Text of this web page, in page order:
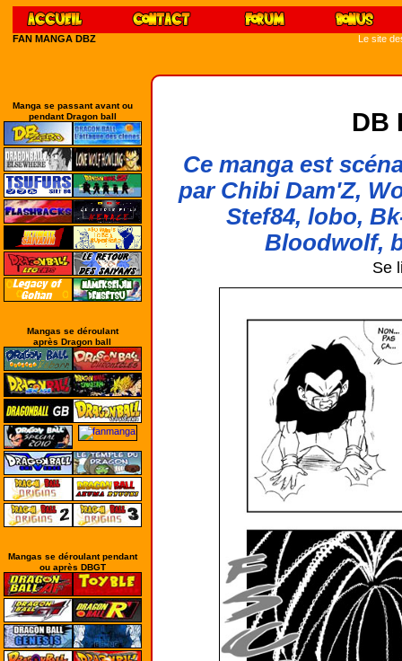
FAN MANGA DBZ Le site
Manga se passant avant ou
pendant Dragon ball
Mangas se déroulant
après Dragon ball
Mangas se déroulant pendant
ou après DBGT
DB
Ce manga est
par Chibi Dam'Z,
Stef84, lobo,
Bloodwolf,
Se